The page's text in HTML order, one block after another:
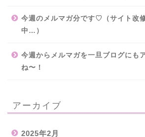
今週のメルマガ分です♡（サイト改
中…）
今週からメルマガを一旦ブログにも
ね〜！
アーカイブ
2025年2月